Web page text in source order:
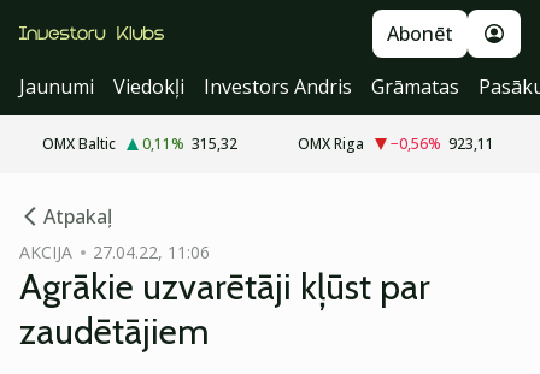
Abonēt
Jaunumi
Viedokļi Investors Andris Grāmatas
OMX Baltic 0,11% 315,32 OMX Riga −0,56% 923,11
Atpakaļ
AKCIJA 27.04.22, 11:06
Agrākie uzvarētāji kļūst par
zaudētājiem